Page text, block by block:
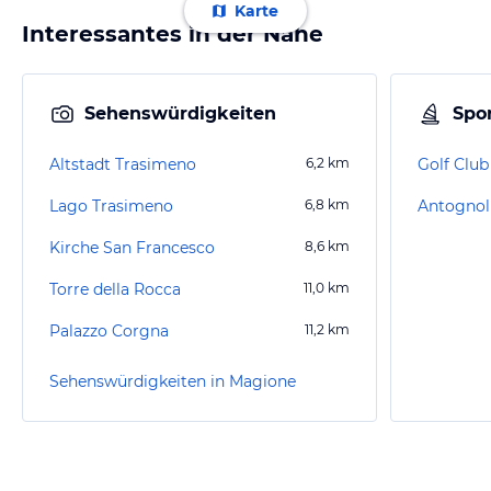
Karte
Interessantes in der Nähe
Sehenswürdigkeiten
Altstadt Trasimeno 6,2 km
Lago Trasimeno 6,8 km
Kirche San Francesco 8,6 km
Torre della Rocca 11,0 km
Palazzo Corgna 11,2 km
Sehenswürdigkeiten in Magione
Golf